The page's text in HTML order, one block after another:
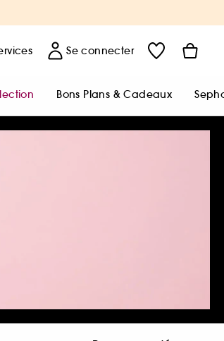
Se connecter
Bons Plans & Cadeaux